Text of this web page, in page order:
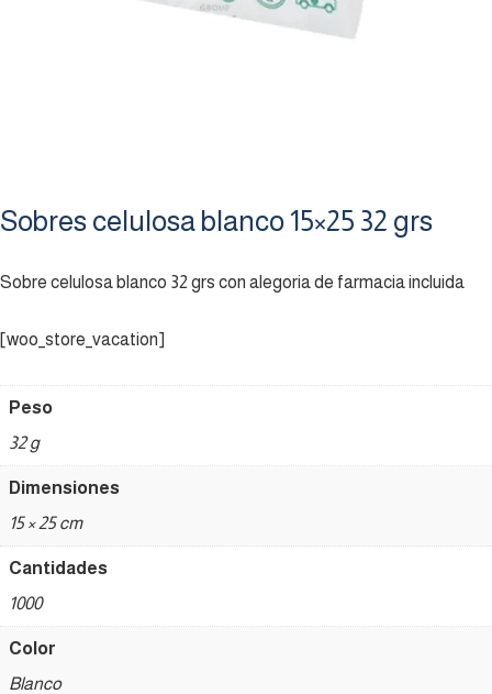
Sobres celulosa blanco 15×25 32 grs
Sobre celulosa blanco 32 grs con alegoria de farmacia incluida
[woo_store_vacation]
Peso
32 g
Dimensiones
15 × 25 cm
Cantidades
1000
Color
Blanco